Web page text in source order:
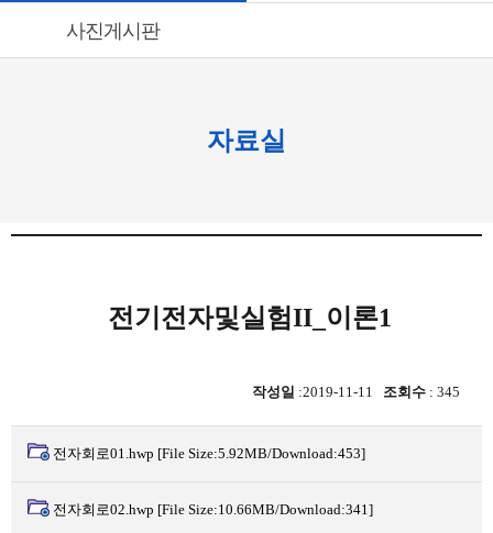
사진게시판
자료실
전기전자및실험II_이론1
작성일 :2019-11-11 조회수 : 345
전자회로01.hwp [File Size:5.92MB/Download:453]
전자회로02.hwp [File Size:10.66MB/Download:341]